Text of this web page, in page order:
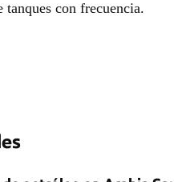
tanques con frecuencia.